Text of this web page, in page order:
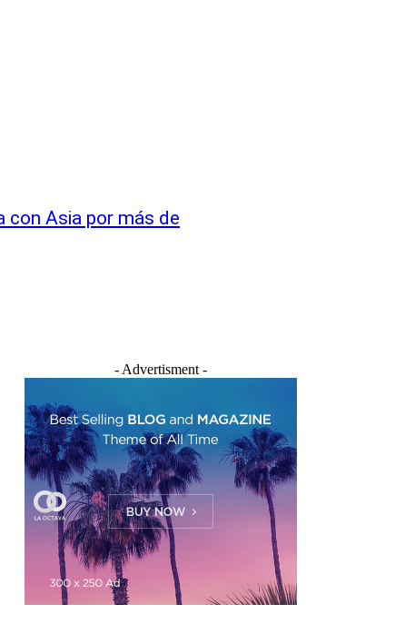
con Asia por más de
- Advertisment -